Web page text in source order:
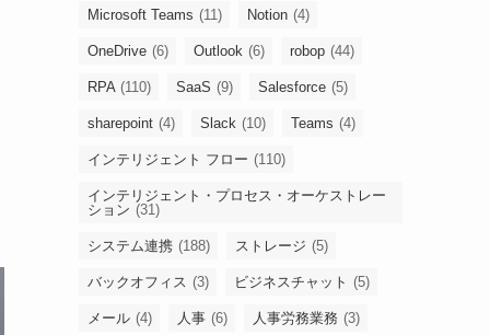
Microsoft Teams (11) Notion (4)
OneDrive (6) Outlook (6) robop (44)
RPA (110) SaaS (9) Salesforce (5)
sharepoint (4) Slack (10) Teams (4)
インテリジェント フロー (110)
インテリジェント・プロセス・オーケストレー
ション (31)
システム連携 (188) ストレージ (5)
バックオフィス (3) ビジネスチャット (5)
メール (4) 人事 (6) 人事労務業務 (3)